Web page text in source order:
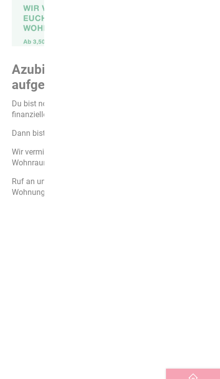
Azubis und Studenten
aufgepasst!
Du bist noch in der Ausbildung und hast noch kein
finanzielles Polster für die eigenen 4 Wände?
Dann bist du bei uns genau richtig.
Wir vermieten an Azubi und Studenten günstigen
Wohnraum ab 3,50 EUR/m² zzgl. Nebenkosten.
Ruf an und erkundige dich nach günstigen Azubi-
Wohnungen.